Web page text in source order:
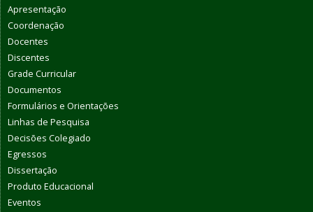
Apresentação
Coordenação
Docentes
Discentes
Grade Curricular
Documentos
Formulários e Orientações
Linhas de Pesquisa
Decisões Colegiado
Egressos
Dissertação
Produto Educacional
Eventos